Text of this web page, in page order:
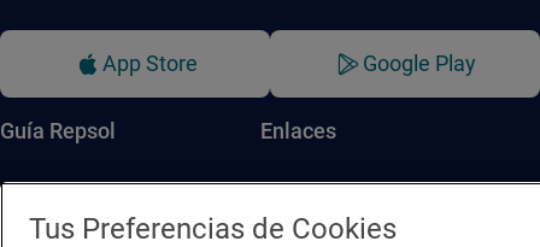
App Store Google Play
Guía Repsol
Comer
Viajar
Enlaces
Contacto
Sala de prensa
Tus Preferencias de Cookies